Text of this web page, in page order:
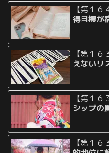
【第１６
得目標が
【第１６
えないリ
【第１６
シップの
【第１６